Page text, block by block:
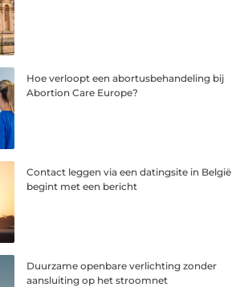
Hoe verloopt een abortusbehandeling bij
Abortion Care Europe?
Contact leggen via een datingsite in België
begint met een bericht
Duurzame openbare verlichting zonder
aansluiting op het stroomnet